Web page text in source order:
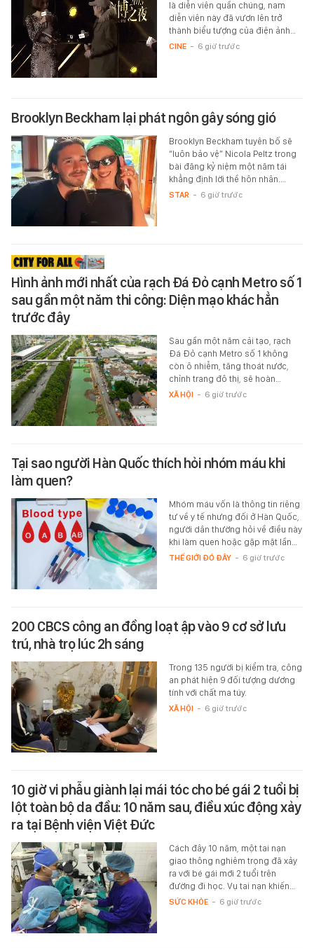
là diễn viên quần chúng, nam
diễn viên này đã vươn lên trở
thành biểu tượng của điện ảnh…
CINE - 6 giờ trước
Brooklyn Beckham lại phát ngôn gây sóng gió
Brooklyn Beckham tuyên bố sẽ
“luôn bảo vệ” Nicola Peltz trong
bài đăng kỷ niệm một năm tái
khẳng định lời thề hôn nhân.…
STAR - 6 giờ trước
Hình ảnh mới nhất của rạch Đá Đỏ cạnh Metro số 1
sau gần một năm thi công: Diện mạo khác hẳn
trước đây
Sau gần một năm cải tạo, rạch
Đá Đỏ cạnh Metro số 1 không
còn ô nhiễm, tăng thoát nước,
chỉnh trang đô thị, sẽ hoàn…
XÃ HỘI - 6 giờ trước
Tại sao người Hàn Quốc thích hỏi nhóm máu khi
làm quen?
Mhóm máu vốn là thông tin riêng
tư về y tế nhưng đối ở Hàn Quốc,
người dân thường hỏi về điều này
khi làm quen hoặc gặp mặt lần…
THẾ GIỚI ĐÓ ĐÂY - 6 giờ trước
200 CBCS công an đồng loạt ập vào 9 cơ sở lưu
trú, nhà trọ lúc 2h sáng
Trong 135 người bị kiểm tra, công
an phát hiện 9 đối tượng dương
tính với chất ma túy.
XÃ HỘI - 6 giờ trước
10 giờ vi phẫu giành lại mái tóc cho bé gái 2 tuổi bị
lột toàn bộ da đầu: 10 năm sau, điều xúc động xảy
ra tại Bệnh viện Việt Đức
Cách đây 10 năm, một tai nạn
giao thông nghiêm trọng đã xảy
ra với bé gái mới 2 tuổi trên
đường đi học. Vụ tai nạn khiến…
SỨC KHỎE - 6 giờ trước